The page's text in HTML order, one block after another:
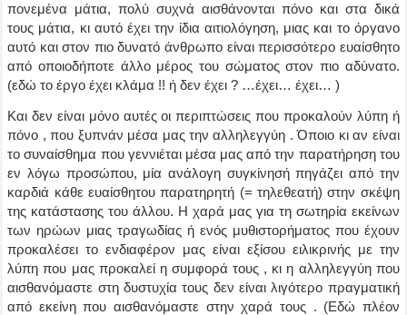
πονεμένα μάτια, πολύ συχνά αισθάνονται πόνο και στα δικά
τους μάτια, κι αυτό έχει την ίδια αιτιολόγηση, μιας και το όργανο
αυτό και στον πιο δυνατό άνθρωπο είναι περισσότερο ευαίσθητο
από οποιοδήποτε άλλο μέρος του σώματος στον πιο αδύνατο.
(εδώ το έργο έχει κλάμα !! ή δεν έχει ? …έχει… έχει… )
Και δεν είναι μόνο αυτές οι περιπτώσεις που προκαλούν λύπη ή
πόνο , που ξυπνάν μέσα μας την αλληλεγγύη . Όποιο κι αν είναι
το συναίσθημα που γεννιέται μέσα μας από την παρατήρηση του
εν λόγω προσώπου, μία ανάλογη συγκίνησή πηγάζει από την
καρδιά κάθε ευαίσθητου παρατηρητή (= τηλεθεατή) στην σκέψη
της κατάστασης του άλλου. Η χαρά μας για τη σωτηρία εκείνων
των ηρώων μιας τραγωδίας ή ενός μυθιστορήματος που έχουν
προκαλέσει το ενδιαφέρον μας είναι εξίσου ειλικρινής με την
λύπη που μας προκαλεί η συμφορά τους , κι η αλληλεγγύη που
αισθανόμαστε στη δυστυχία τους δεν είναι λιγότερο πραγματική
από εκείνη που αισθανόμαστε στην χαρά τους . (Εδώ πλέον